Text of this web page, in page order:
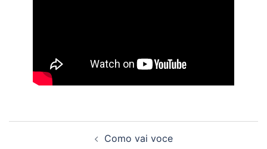
Como vai voce